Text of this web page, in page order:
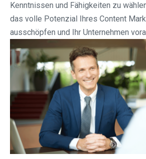
Kenntnissen und Fähigkeiten zu
das volle Potenzial Ihres Content
ausschöpfen und Ihr Unternehmen